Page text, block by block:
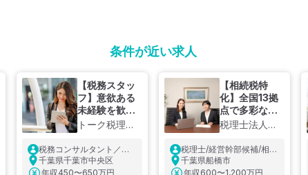
条件が近い求人
【税務スタッ
フ】意欲ある
未経験を歓
迎！ 教育環境
着・ワンスト
ップで基礎力
アップ、キャ
トーク税理士
税務コンサルタント／意
欲ある未経験を歓迎
千葉県千葉市中央区
年収 450〜650万円
【相続税特
化】全国13拠
点で多彩な案
件に挑戦！着
る環境◎開業
10年で累計相
続申告件数
税理士法人チ
税理士/経営幹部候補/相続
税申告経験必須
千葉県船橋市
年収 600〜1,200万円